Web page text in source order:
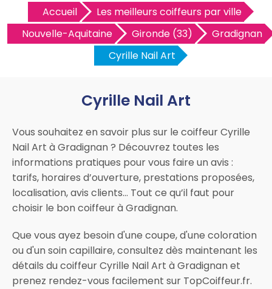
Accueil
Les meilleurs coiffeurs par ville
Nouvelle-Aquitaine
Gironde (33)
Gradignan
Cyrille Nail Art
Cyrille Nail Art
Vous souhaitez en savoir plus sur le coiffeur Cyrille
Nail Art à Gradignan ? Découvrez toutes les
informations pratiques pour vous faire un avis :
tarifs, horaires d’ouverture, prestations proposées,
localisation, avis clients… Tout ce qu’il faut pour
choisir le bon coiffeur à Gradignan.
Que vous ayez besoin d'une coupe, d'une coloration
ou d'un soin capillaire, consultez dès maintenant les
détails du coiffeur Cyrille Nail Art à Gradignan et
prenez rendez-vous facilement sur TopCoiffeur.fr.